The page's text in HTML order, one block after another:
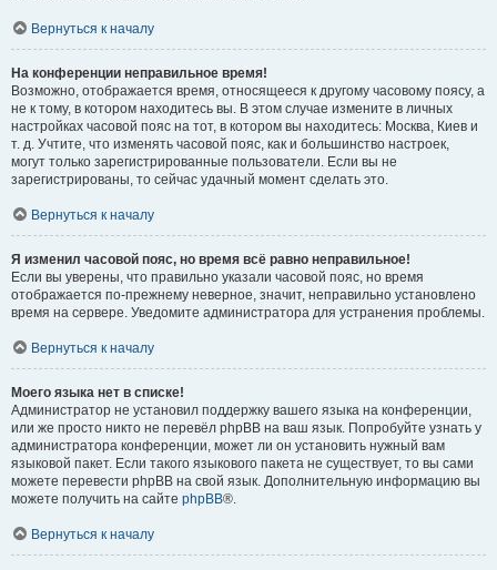
Вернуться к началу
На конференции неправильное время!
Возможно, отображается время, относящееся к другому часовому поясу, а
не к тому, в котором находитесь вы. В этом случае измените в личных
настройках часовой пояс на тот, в котором вы находитесь: Москва, Киев и
т. д. Учтите, что изменять часовой пояс, как и большинство настроек,
могут только зарегистрированные пользователи. Если вы не
зарегистрированы, то сейчас удачный момент сделать это.
Вернуться к началу
Я изменил часовой пояс, но время всё равно неправильное!
Если вы уверены, что правильно указали часовой пояс, но время
отображается по-прежнему неверное, значит, неправильно установлено
время на сервере. Уведомите администратора для устранения проблемы.
Вернуться к началу
Моего языка нет в списке!
Администратор не установил поддержку вашего языка на конференции,
или же просто никто не перевёл phpBB на ваш язык. Попробуйте узнать у
администратора конференции, может ли он установить нужный вам
языковой пакет. Если такого языкового пакета не существует, то вы сами
можете перевести phpBB на свой язык. Дополнительную информацию вы
можете получить на сайте phpBB®.
Вернуться к началу